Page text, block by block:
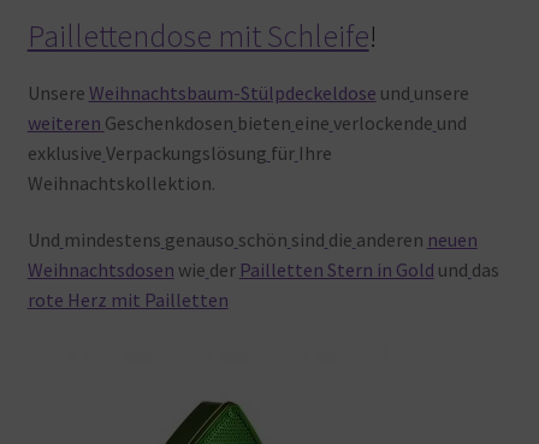
Paillettendose mit Schleife!
Unsere Weihnachtsbaum-Stülpdeckeldose und unsere
weiteren Geschenkdosen bieten eine verlockende und
exklusive Verpackungslösung für Ihre
Weihnachtskollektion.
Und mindestens genauso schön sind die anderen neuen
Weihnachtsdosen wie der Pailletten Stern in Gold und das
rote Herz mit Pailletten